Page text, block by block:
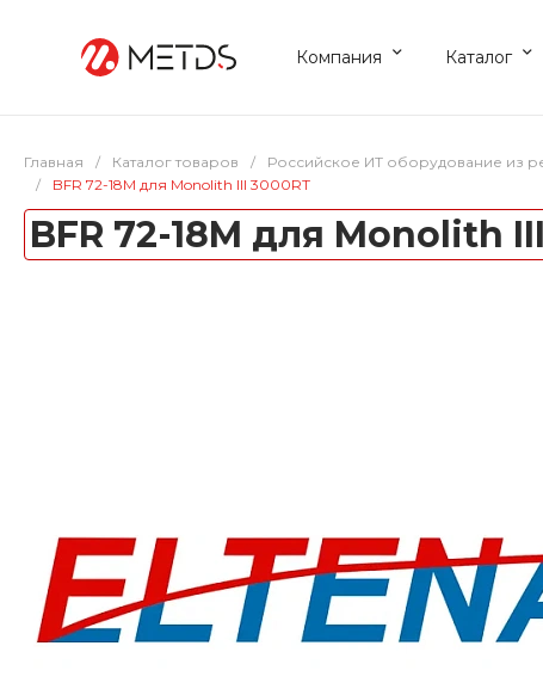
Компания Каталог
Главная / Каталог товаров / Российское ИТ оборудование из
/
BFR 72-18M для Monolith III 3000RT
BFR 72-18M для Monolith